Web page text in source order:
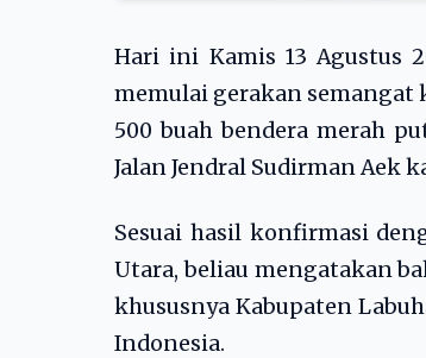
Hari ini Kamis 13 Agustus
memulai gerakan semangat
500 buah bendera merah
Jalan Jendral Sudirman Aek
Sesuai hasil konfirmasi
Utara, beliau mengatakan
khususnya Kabupaten
Indonesia.